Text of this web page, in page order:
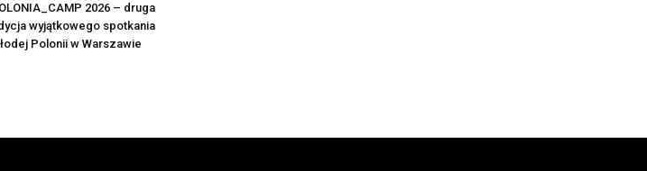
2026 – druga
wyjątkowego spotkania
Polonii w Warszawie